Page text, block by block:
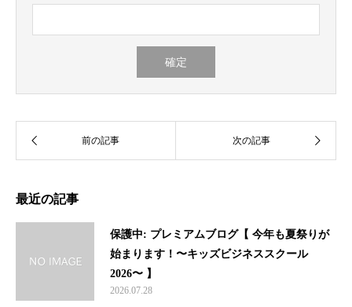
最近の記事
保護中: プレミアムブログ【 今年も夏祭りが
始まります！〜キッズビジネススクール
2026〜 】
2026.07.28